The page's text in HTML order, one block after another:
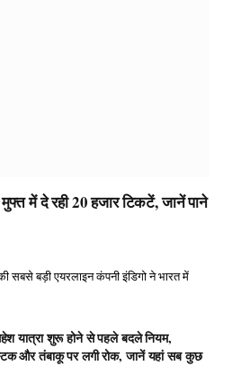
में दे रही 20 हजार टिकटें, जानें पाने
बड़ी एयरलाइन कंपनी इंडिगो ने भारत में
यात्रा शुरू होने से पहले बदले नियम,
और तंबाकू पर लगी रोक, जानें यहां सब कुछ